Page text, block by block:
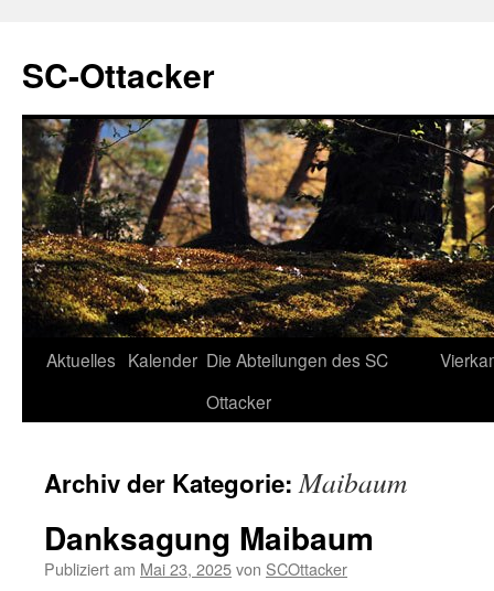
SC-Ottacker
Zum
Aktuelles Kalender Die Abteilungen des SC
Ottacker
Archiv der Kategorie:Maibaum
Danksagung Maibaum
Publiziert am Mai 23, 2025von SCOttacker